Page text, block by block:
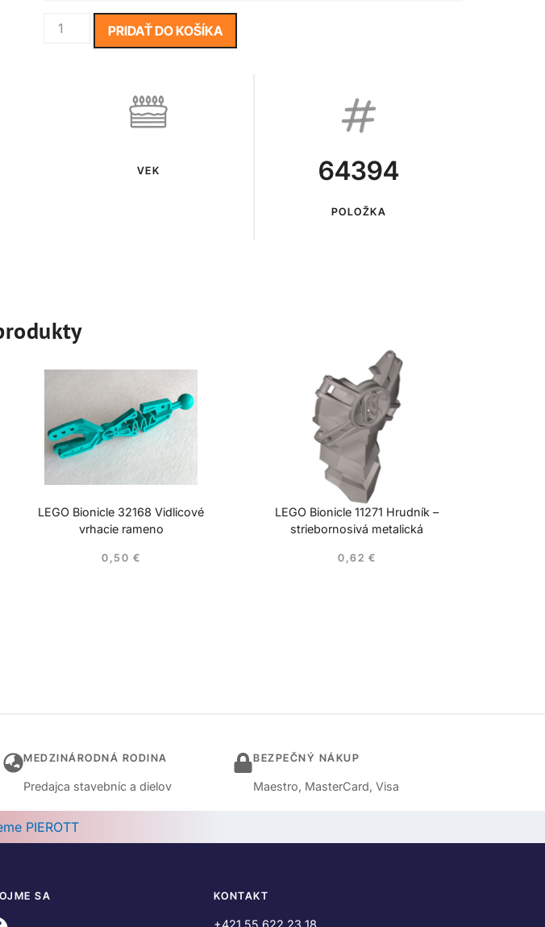
PRIDAŤ DO KOŠÍKA
VEK 64394
POLOŽKA
LEGO Bionicle 32168 Vidlicové
vrhacie rameno
0,50 €
LEGO Bionicle 11271 Hrudník –
striebornosivá metalická
0,62 €
MEDZINÁRODNÁ RODINA
Predajca stavebníc a dielov
BEZPEČNÝ NÁKUP
Maestro, MasterCard, Visa
SA KONTAKT
+421 55 622 23 18